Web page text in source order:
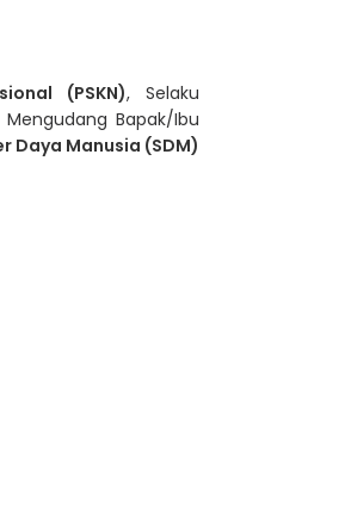
(PSKN), Selaku
Bapak/Ibu
Daya Manusia (SDM)